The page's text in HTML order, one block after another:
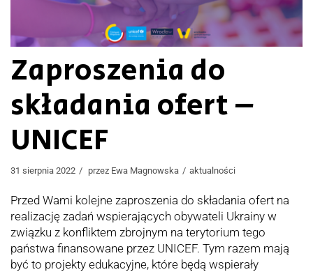
Zaproszenia do
składania ofert –
UNICEF
31 sierpnia 2022 przez Ewa Magnowska aktualności
Przed Wami kolejne zaproszenia do składania ofert na
realizację zadań wspierających obywateli Ukrainy w
związku z konfliktem zbrojnym na terytorium tego
państwa finansowane przez UNICEF. Tym razem mają
być to projekty edukacyjne, które będą wspierały